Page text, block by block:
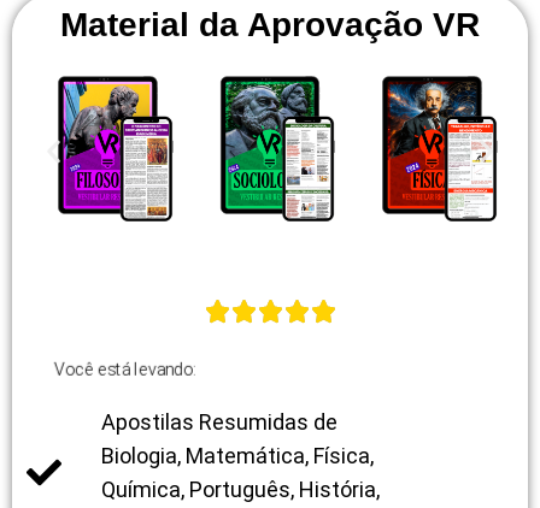
Material da Aprovação VR
Você está levando:
Apostilas Resumidas de
Biologia, Matemática, Física,
Química, Português, História,